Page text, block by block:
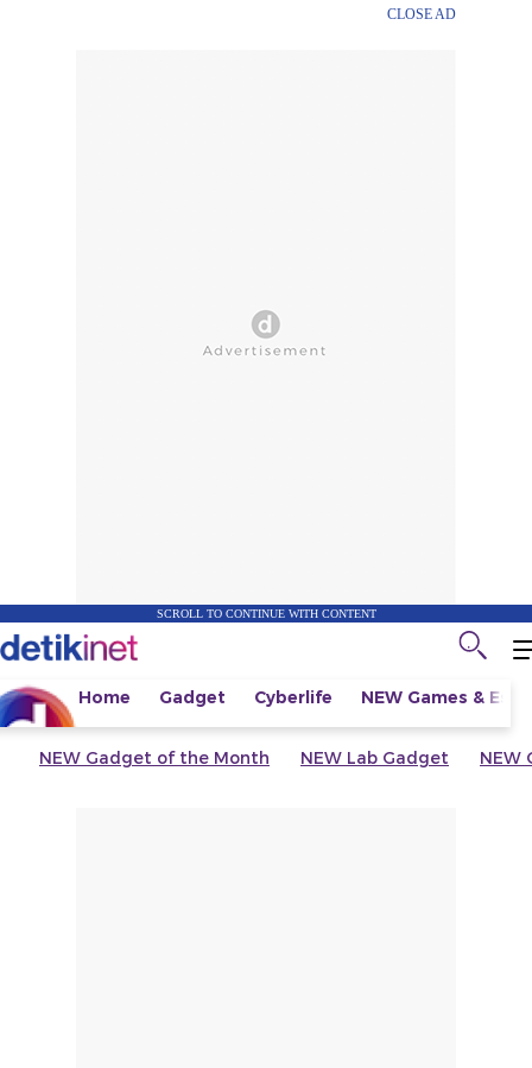
CLOSE AD
SCROLL TO CONTINUE WITH CONTENT
Home Gadget Cyberlife NEW Games &
NEW Gadget of the Month NEW Lab Gadget NEW